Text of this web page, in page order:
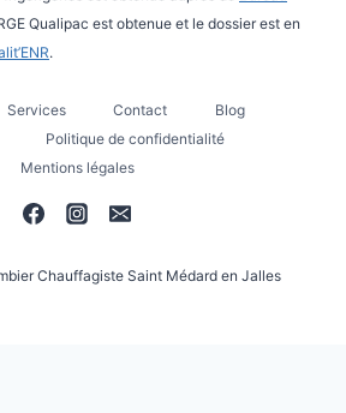
Qualipac est obtenue et le dossier est en
.
Services Contact
Blog
Politique de confidentialité
Mentions légales
Chauffagiste Saint Médard en Jalles